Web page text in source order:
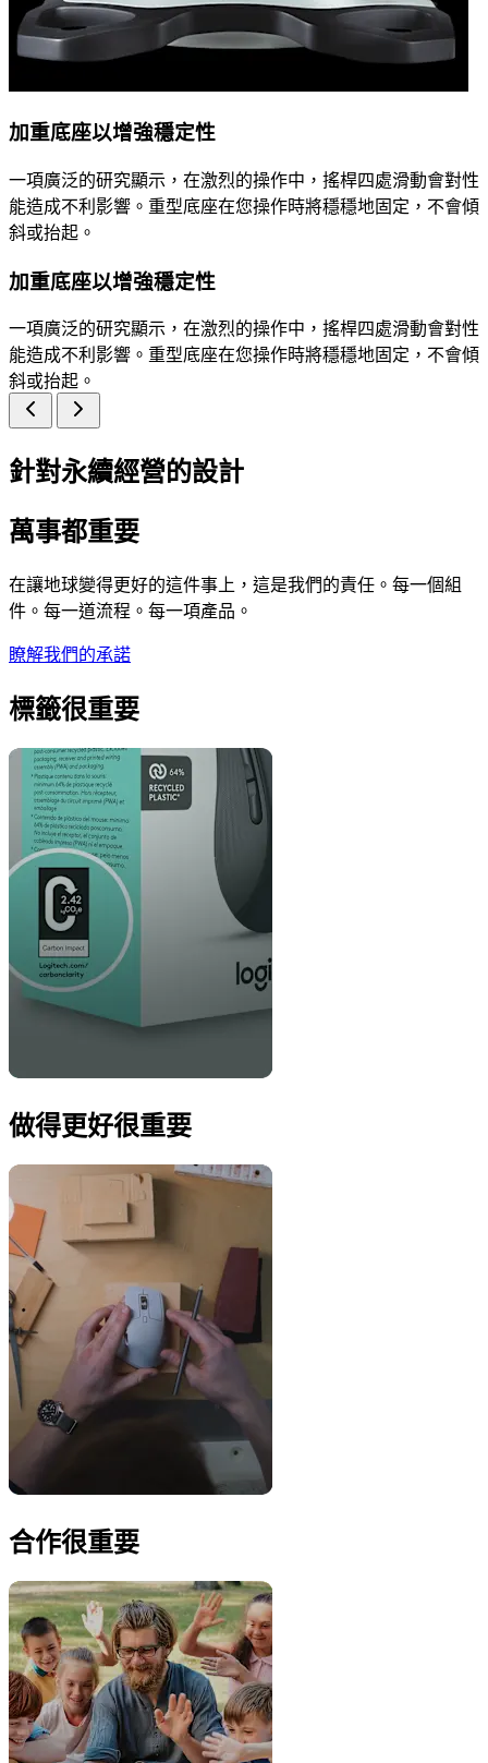
加重底座以增強穩定性
一項廣泛的研究顯示，在激烈的操作中，搖桿四處滑動會對性
能造成不利影響。重型底座在您操作時將穩穩地固定，不會傾
斜或抬起。
加重底座以增強穩定性
一項廣泛的研究顯示，在激烈的操作中，搖桿四處滑動會對性
能造成不利影響。重型底座在您操作時將穩穩地固定，不會傾
斜或抬起。
針對永續經營的設計
萬事都重要
在讓地球變得更好的這件事上，這是我們的責任。每一個組
件。每一道流程。每一項產品。
瞭解我們的承諾
標籤很重要
做得更好很重要
合作很重要